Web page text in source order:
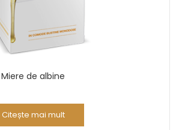
Miere de albine
Citește mai mult